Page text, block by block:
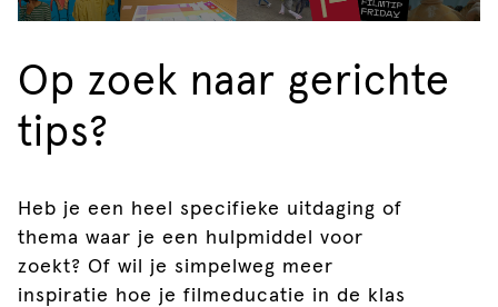
Op zoek naar gerichte
tips?
Heb je een heel specifieke uitdaging of
thema waar je een hulpmiddel voor
zoekt? Of wil je simpelweg meer
inspiratie hoe je filmeducatie in de klas